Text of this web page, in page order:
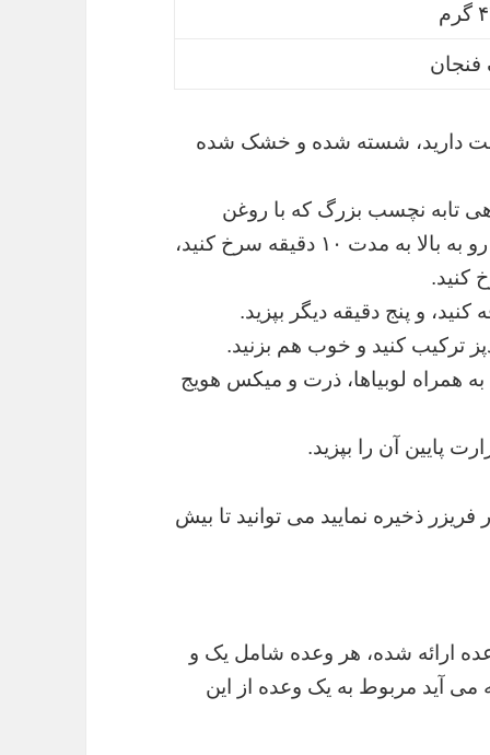
فنجان
دارید، شسته شده و خشک شده
تابه نچسب بزرگ که با روغن
گیاهی چرب شده است روی حرارت متوسط رو به بالا به مدت ۱۰ دقیقه سرخ کنید،
و پنج دقیقه دیگر بپزید.
ترکیب کنید و خوب هم بزنید.
همراه لوبیاها، ذرت و میکس هویج
ذخیره نمایید می توانید تا بیش
شده در این دستور پخت برای ۱۵ وعده ارائه شده، هر وعده شامل یک و
می آید مربوط به یک وعده از این